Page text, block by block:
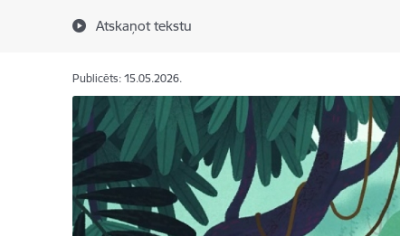
Atskaņot tekstu
Publicēts: 15.05.2026.